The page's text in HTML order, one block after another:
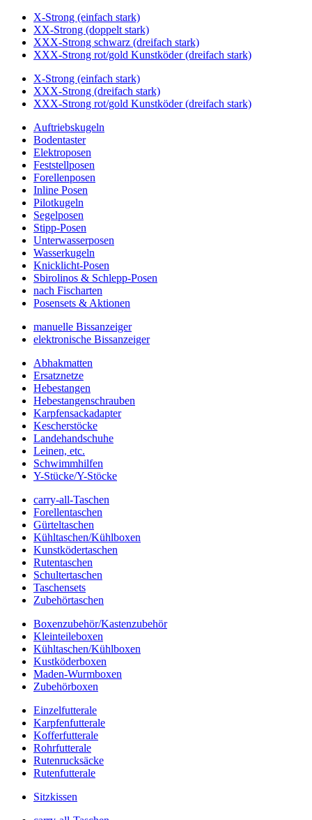
X-Strong (einfach stark)
XX-Strong (doppelt stark)
XXX-Strong schwarz (dreifach stark)
XXX-Strong rot/gold Kunstköder (dreifach stark)
X-Strong (einfach stark)
XXX-Strong (dreifach stark)
XXX-Strong rot/gold Kunstköder (dreifach stark)
Auftriebskugeln
Bodentaster
Elektroposen
Feststellposen
Forellenposen
Inline Posen
Pilotkugeln
Segelposen
Stipp-Posen
Unterwasserposen
Wasserkugeln
Knicklicht-Posen
Sbirolinos & Schlepp-Posen
nach Fischarten
Posensets & Aktionen
manuelle Bissanzeiger
elektronische Bissanzeiger
Abhakmatten
Ersatznetze
Hebestangen
Hebestangenschrauben
Karpfensackadapter
Kescherstöcke
Landehandschuhe
Leinen, etc.
Schwimmhilfen
Y-Stücke/Y-Stöcke
carry-all-Taschen
Forellentaschen
Gürteltaschen
Kühltaschen/Kühlboxen
Kunstködertaschen
Rutentaschen
Schultertaschen
Taschensets
Zubehörtaschen
Boxenzubehör/Kastenzubehör
Kleinteileboxen
Kühltaschen/Kühlboxen
Kustköderboxen
Maden-Wurmboxen
Zubehörboxen
Einzelfutterale
Karpfenfutterale
Kofferfutterale
Rohrfutterale
Rutenrucksäcke
Rutenfutterale
Sitzkissen